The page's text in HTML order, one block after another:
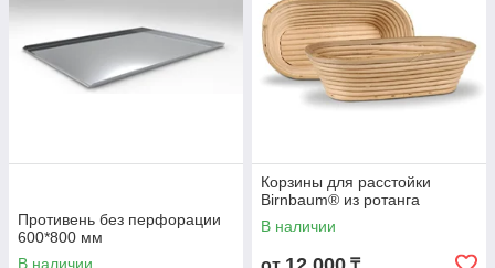
Противень без перфорации
600*800 мм
В наличии
Корзины для расстойки
Birnbaum® из ротанга
В наличии